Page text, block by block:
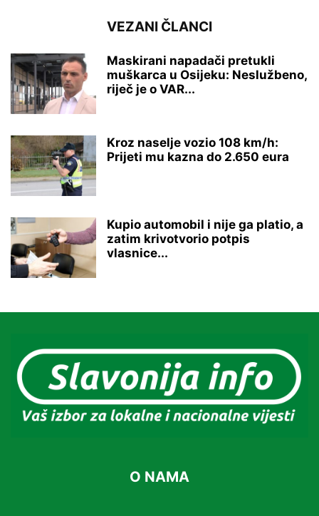
VEZANI ČLANCI
Maskirani napadači pretukli
muškarca u Osijeku: Neslužbeno,
riječ je o VAR...
Kroz naselje vozio 108 km/h:
Prijeti mu kazna do 2.650 eura
Kupio automobil i nije ga platio, a
zatim krivotvorio potpis
vlasnice...
O NAMA